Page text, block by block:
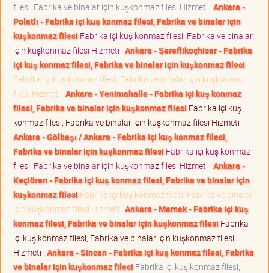
filesi, Fabrika ve binalar için kuşkonmaz filesi Hizmeti Ankara -
Polatlı - Fabrika içi kuş konmaz filesi, Fabrika ve binalar için
kuşkonmaz filesi Fabrika içi kuş konmaz filesi, Fabrika ve binalar
için kuşkonmaz filesi Hizmeti Ankara - Şereflikoçhisar - Fabrika
içi kuş konmaz filesi, Fabrika ve binalar için kuşkonmaz filesi
Fabrika içi kuş konmaz filesi, Fabrika ve binalar için kuşkonmaz
filesi Hizmeti Ankara - Yenimahalle - Fabrika içi kuş konmaz
filesi, Fabrika ve binalar için kuşkonmaz filesi Fabrika içi kuş
konmaz filesi, Fabrika ve binalar için kuşkonmaz filesi Hizmeti
Ankara - Gölbaşı / Ankara - Fabrika içi kuş konmaz filesi,
Fabrika ve binalar için kuşkonmaz filesi Fabrika içi kuş konmaz
filesi, Fabrika ve binalar için kuşkonmaz filesi Hizmeti Ankara -
Keçiören - Fabrika içi kuş konmaz filesi, Fabrika ve binalar için
kuşkonmaz filesi Fabrika içi kuş konmaz filesi, Fabrika ve binalar
için kuşkonmaz filesi Hizmeti Ankara - Mamak - Fabrika içi kuş
konmaz filesi, Fabrika ve binalar için kuşkonmaz filesi Fabrika
içi kuş konmaz filesi, Fabrika ve binalar için kuşkonmaz filesi
Hizmeti Ankara - Sincan - Fabrika içi kuş konmaz filesi, Fabrika
ve binalar için kuşkonmaz filesi Fabrika içi kuş konmaz filesi,